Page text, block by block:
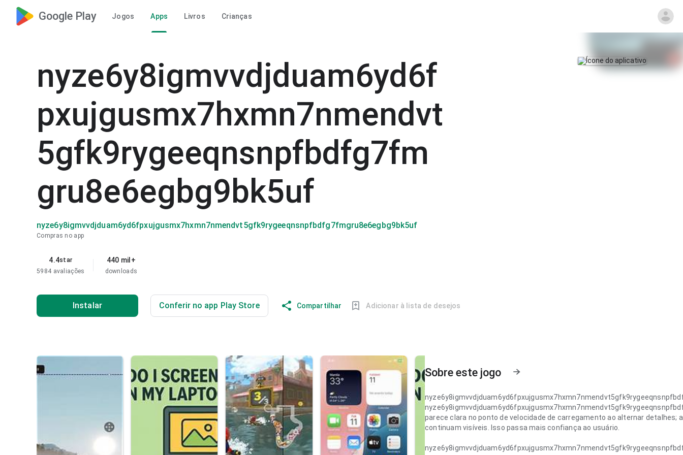
Google Play Jogos Apps Livros Crianças
nyze6y8igmvvdjduam6yd6f
pxujgusmx7hxmn7nmendvt
5gfk9rygeeqnsnpfbdfg7fm
gru8e6egbg9bk5uf
nyze6y8igmvvdjduam6yd6fpxujgusmx7hxmn7nmendvt5gfk9rygeeqnsnpfbdfg7fmgru8e6egbg9bk5uf
Compras no app
4.4star
5984 avaliações
440 mil+
downloads
Instalar Conferir no app Play Store Compartilhar Adicionar à lista de desejos
Sobre este jogo
parece clara no ponto de velocidade de carregamento ao alternar detalhes;
continuam visíveis. Isso passa mais confiança ao usuário.